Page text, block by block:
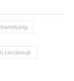
terdekat